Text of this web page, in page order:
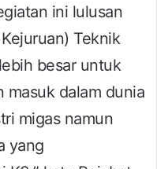
ini lulusan
Teknik
besar untuk
masuk dalam dunia
migas namun
yang